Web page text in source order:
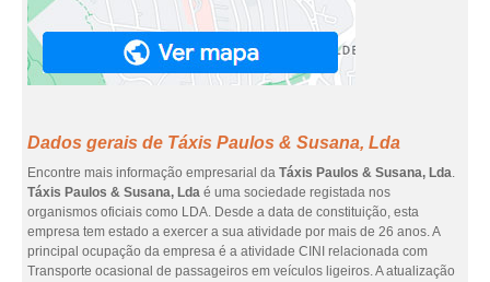
Dados gerais de Táxis Paulos & Susana, Lda
Encontre mais informação empresarial da Táxis Paulos & Susana, Lda.
Táxis Paulos & Susana, Lda é uma sociedade registada nos
organismos oficiais como LDA. Desde a data de constituição, esta
empresa tem estado a exercer a sua atividade por mais de 26 anos. A
principal ocupação da empresa é a atividade CINI relacionada com
Transporte ocasional de passageiros em veículos ligeiros. A atualização